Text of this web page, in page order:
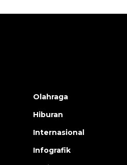
Olahraga
Hiburan
Internasional
Infografik